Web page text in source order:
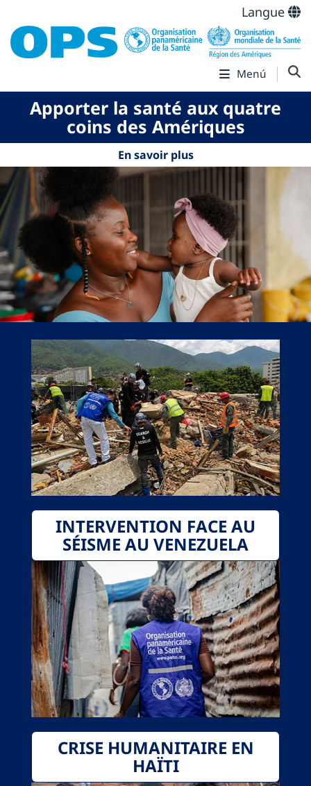
Langue
Menú
Apporter la santé aux quatre
coins des Amériques
En savoir plus
INTERVENTION FACE AU
SÉISME AU VENEZUELA
CRISE HUMANITAIRE EN
HAÏTI